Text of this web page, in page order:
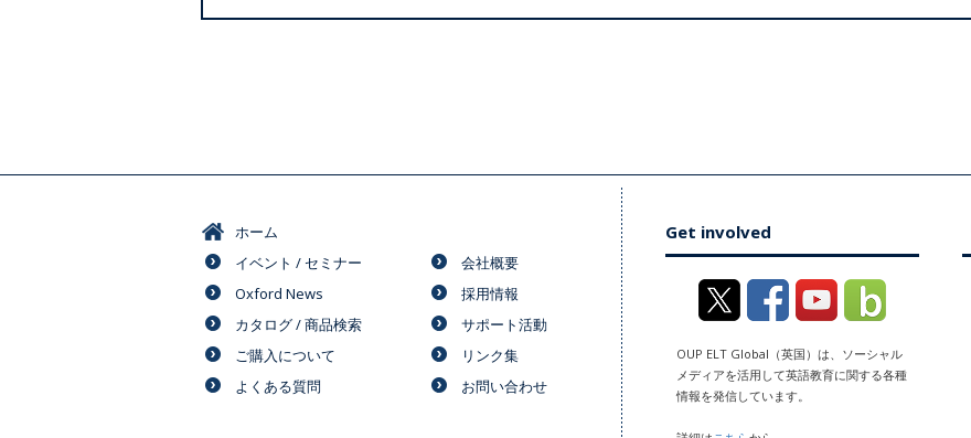
ホーム
イベント / セミナー
Oxford News
カタログ / 商品検索
ご購入について
よくある質問
会社概要
採用情報
サポート活動
リンク集
お問い合わせ
Get involved
OUP ELT Global（英国）は、ソーシャル
メディアを活用して英語教育に関する各種
情報を発信しています。